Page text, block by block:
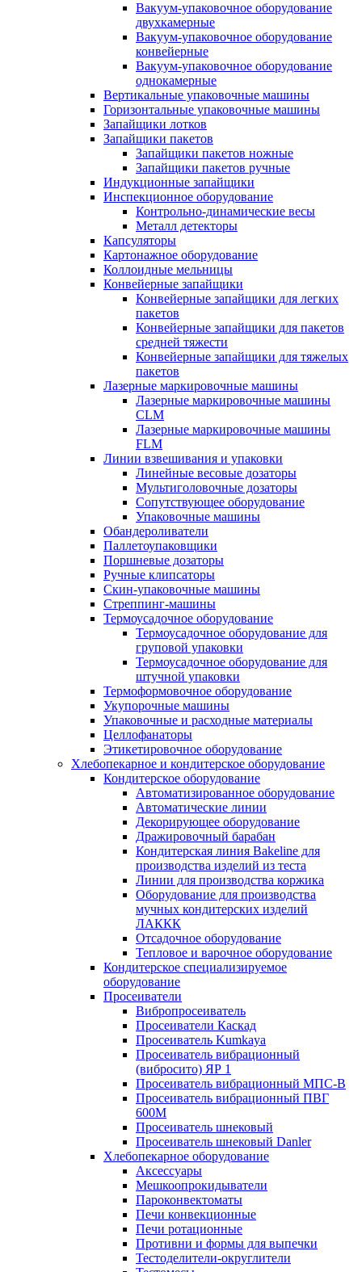
Вакуум-упаковочное оборудование
двухкамерные
Вакуум-упаковочное оборудование
конвейерные
Вакуум-упаковочное оборудование
однокамерные
Вертикальные упаковочные машины
Горизонтальные упаковочные машины
Запайщики лотков
Запайщики пакетов
Запайщики пакетов ножные
Запайщики пакетов ручные
Индукционные запайщики
Инспекционное оборудование
Контрольно-динамические весы
Металл детекторы
Капсуляторы
Картонажное оборудование
Коллоидные мельницы
Конвейерные запайщики
Конвейерные запайщики для легких
пакетов
Конвейерные запайщики для пакетов
средней тяжести
Конвейерные запайщики для тяжелых
пакетов
Лазерные маркировочные машины
Лазерные маркировочные машины
CLM
Лазерные маркировочные машины
FLM
Линии взвешивания и упаковки
Линейные весовые дозаторы
Мультиголовочные дозаторы
Сопутствующее оборудование
Упаковочные машины
Обандероливатели
Паллетоупаковщики
Поршневые дозаторы
Ручные клипсаторы
Скин-упаковочные машины
Стреппинг-машины
Термоусадочное оборудование
Термоусадочное оборудование для
груповой упаковки
Термоусадочное оборудование для
штучной упаковки
Термоформовочное оборудование
Укупорочные машины
Упаковочные и расходные материалы
Целлофанаторы
Этикетировочное оборудование
Хлебопекарное и кондитерское оборудование
Кондитерское оборудование
Автоматизированное оборудование
Автоматические линии
Декорирующее оборудование
Дражировочный барабан
Кондитерская линия Bakeline для
производства изделий из теста
Линии для производства коржика
Оборудование для производства
мучных кондитерских изделий
ЛАККК
Отсадочное оборудование
Тепловое и варочное оборудование
Кондитерское специализируемое
оборудование
Просеиватели
Вибропросеиватель
Просеиватели Каскад
Просеиватель Kumkaya
Просеиватель вибрационный
(вибросито) ЯР 1
Просеиватель вибрационный МПС-В
Просеиватель вибрационный ПВГ
600М
Просеиватель шнековый
Просеиватель шнековый Danler
Хлебопекарное оборудование
Аксессуары
Мешкоопрокидыватели
Пароконвектоматы
Печи конвекционные
Печи ротационные
Противни и формы для выпечки
Тестоделители-округлители